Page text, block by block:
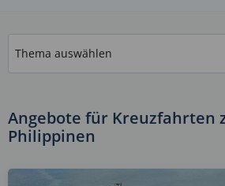
Angebote für Kreuzfahrten
Philippinen